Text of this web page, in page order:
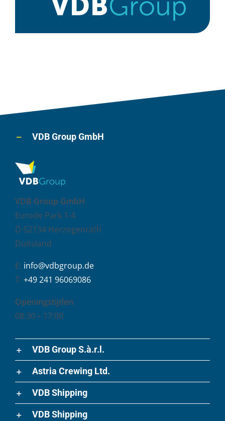
VDB Group GmbH
VDB Group GmbH
Eurode Park 1-4
D-52134 Herzogenrath
Duitsland
E: info@vdbgroup.de
T: +49 241 96069086
Openingstijden
08:30 – 17:00
VDB Group S.à.r.l.
Astria Crewing Ltd.
VDB Shipping
VDB Shipping